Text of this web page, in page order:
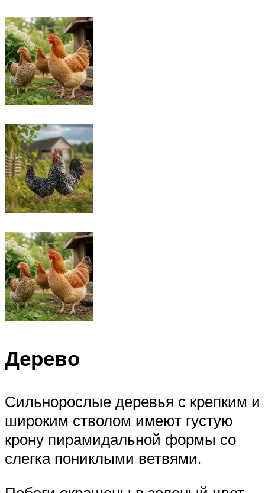
Дерево
Сильнорослые деревья с крепким и
широким стволом имеют густую
крону пирамидальной формы со
слегка пониклыми ветвями.